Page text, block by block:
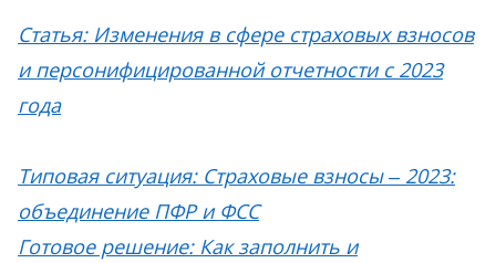
Статья: Изменения в сфере страховых взносов
и персонифицированной отчетности с 2023
года
Типовая ситуация: Страховые взносы ‒ 2023:
объединение ПФР и ФСС
Готовое решение: Как заполнить и